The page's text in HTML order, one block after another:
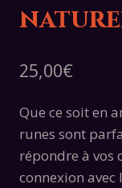
25,00€
Que ce soit en
runes sont
répondre à vos
connexion avec